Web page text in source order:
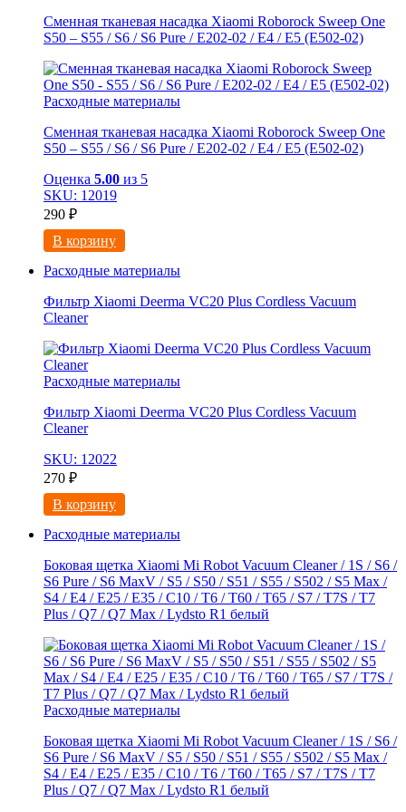
Сменная тканевая насадка Xiaomi Roborock Sweep One
S50 – S55 / S6 / S6 Pure / E202-02 / E4 / E5 (E502-02)
Расходные материалы
Сменная тканевая насадка Xiaomi Roborock Sweep One
S50 – S55 / S6 / S6 Pure / E202-02 / E4 / E5 (E502-02)
Оценка 5.00 из 5
SKU: 12019
290 ₽
В корзину
Расходные материалы
Фильтр Xiaomi Deerma VC20 Plus Cordless Vacuum
Cleaner
Расходные материалы
Фильтр Xiaomi Deerma VC20 Plus Cordless Vacuum
Cleaner
SKU: 12022
270 ₽
В корзину
Расходные материалы
Боковая щетка Xiaomi Mi Robot Vacuum Cleaner / 1S / S6 /
S6 Pure / S6 MaxV / S5 / S50 / S51 / S55 / S502 / S5 Max /
S4 / E4 / E25 / E35 / C10 / T6 / T60 / T65 / S7 / T7S / T7
Plus / Q7 / Q7 Max / Lydsto R1 белый
Расходные материалы
Боковая щетка Xiaomi Mi Robot Vacuum Cleaner / 1S / S6 /
S6 Pure / S6 MaxV / S5 / S50 / S51 / S55 / S502 / S5 Max /
S4 / E4 / E25 / E35 / C10 / T6 / T60 / T65 / S7 / T7S / T7
Plus / Q7 / Q7 Max / Lydsto R1 белый